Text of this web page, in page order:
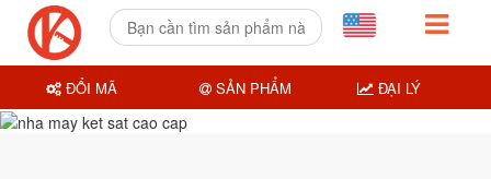
ĐỔI MÃ SẢN PHẨM ĐẠI LÝ